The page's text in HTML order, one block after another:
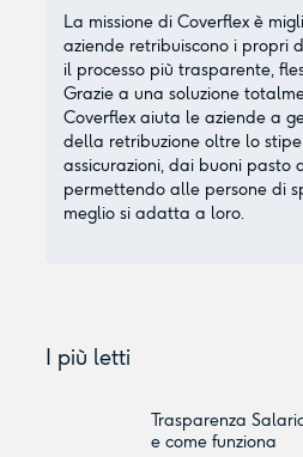
La missione di Coverflex è
aziende retribuiscono i propri
il processo più trasparente,
Grazie a una soluzione
Coverflex aiuta le aziende a
della retribuzione oltre lo
assicurazioni, dai buoni pasto
permettendo alle persone di
meglio si adatta a loro.
I più letti
Trasparenza
e come funziona